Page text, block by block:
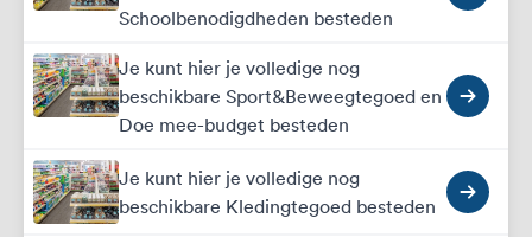
Schoolbenodigdheden besteden
Je kunt hier je volledige nog
beschikbare Sport&Beweegtegoed en
Doe mee-budget besteden
Je kunt hier je volledige nog
beschikbare Kledingtegoed besteden